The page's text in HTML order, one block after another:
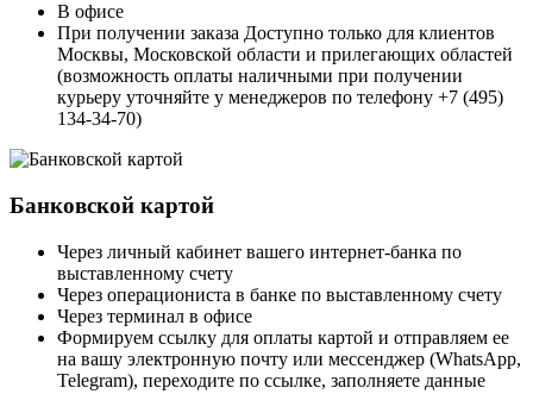
В офисе
При получении заказа Доступно только для клиентов
Москвы, Московской области и прилегающих областей
(возможность оплаты наличными при получении
курьеру уточняйте у менеджеров по телефону +7 (495)
134-34-70)
Банковской картой
Через личный кабинет вашего интернет-банка по
выставленному счету
Через операциониста в банке по выставленному счету
Через терминал в офисе
Формируем ссылку для оплаты картой и отправляем ее
на вашу электронную почту или мессенджер (WhatsApp,
Telegram), переходите по ссылке, заполняете данные